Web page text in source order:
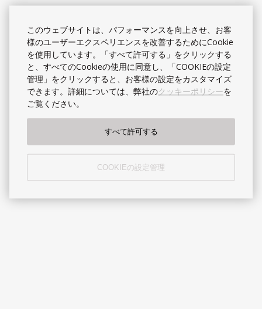
このウェブサイトは、パフォーマンスを向上させ、お客
様のユーザーエクスペリエンスを改善するためにCookie
を使用しています。「すべて許可する」をクリックする
と、すべてのCookieの使用に同意し、「COOKIEの設定
管理」をクリックすると、お客様の設定をカスタマイズ
できます。詳細については、弊社のクッキーポリシーを
ご覧ください。
すべて許可する
COOKIEの設定管理